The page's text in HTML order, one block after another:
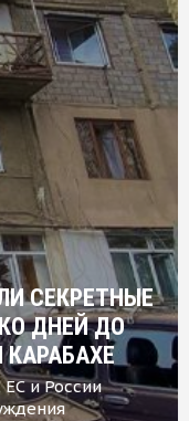
СЕКРЕТНЫЕ
ДНЕЙ ДО
и России